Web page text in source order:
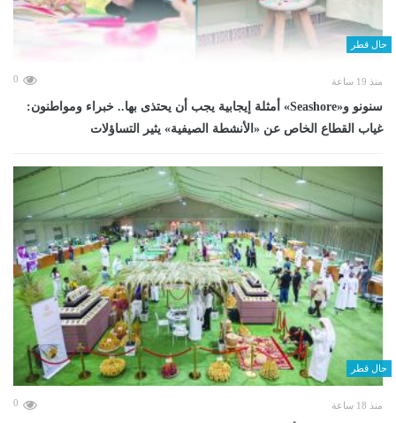
حال قطر
منذ 19 ساعة 0
سنونو و«Seashore» أمثلة إيجابية يجب أن يحتذى بها.. خبراء ومواطنون:
غياب القطاع الخاص عن «الأنشطة الصيفية» يثير التساؤلات
حال قطر
منذ 18 ساعة 0